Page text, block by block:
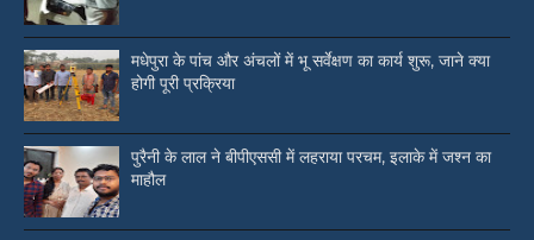
मधेपुरा के पांच और अंचलों में भू सर्वेक्षण का कार्य शुरू, जाने क्या
होगी पूरी प्रक्रिया
पुरैनी के लाल ने बीपीएससी में लहराया परचम, इलाके में जश्न का
माहौल